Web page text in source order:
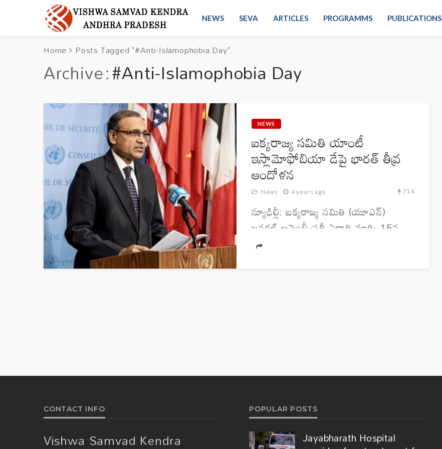
NEWS SEVA ARTICLES PROGRAMMS PUBLICATIONS
Home Posts Tagged "#Anti-Islamophobia Day"
Archive #Anti-Islamophobia Day
NEWS
ఐక్యరాజ్య సమితి యాంటీ
ఇస్లామోఫోబియా డేపై భారత్ తీవ్ర
ఆందోళన
News 4 years ago 714
న్యూఢిల్లీ: ఐక్యరాజ్య సమితి (యూఎన్)
జనరల్ అసెంబ్లీ ప్రతీ ఏడాది మార్చి 15వ
తేదీని 'యాంటీ-ఇస్లామోఫోబియా డే'గా
తీవ్ర ఆందోళనను వ్యక్తం చేసింది. ఒక మతం
CONTACT INFO
Vishwa Samvad Kendra
POPULAR POSTS
Jayabharath Hospital